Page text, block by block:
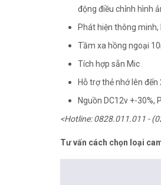
động điều chỉnh hình
Phát hiện thông
Tầm xa hồng ngoại
Tích hợp sẵn Mic
Hỗ trợ thẻ nhớ lên đến
Nguồn DC12v +-30%,
<Hotline: 0828.011.011 -
Tư vấn cách chọn loại